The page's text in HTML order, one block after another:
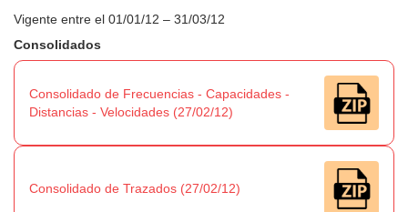
Vigente entre el 01/01/12 – 31/03/12
Consolidados
Consolidado de Frecuencias - Capacidades -
Distancias - Velocidades (27/02/12)
Consolidado de Trazados (27/02/12)